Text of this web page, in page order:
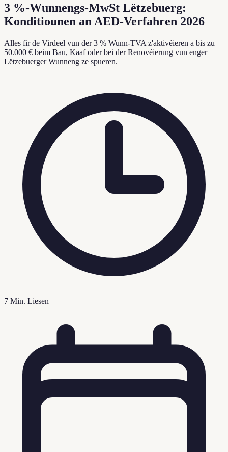
3 %-Wunnengs-MwSt Lëtzebuerg:
Konditiounen an AED-Verfahren 2026
Alles fir de Virdeel vun der 3 % Wunn-TVA z'aktivéieren a bis zu
50.000 € beim Bau, Kaaf oder bei der Renovéierung vun enger
Lëtzebuerger Wunneng ze spueren.
7 Min. Liesen